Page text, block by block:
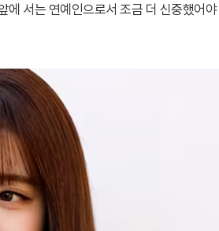
에 서는 연예인으로서 조금 더 신중했어야